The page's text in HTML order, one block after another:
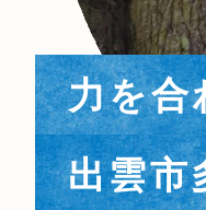
お餅争
新園舎
Trick
世界遺
笑顔咲
入園・
力を合
出雲市
美しい
重要文
土から
食べる
お餅争
新園舎
Trick
世界遺